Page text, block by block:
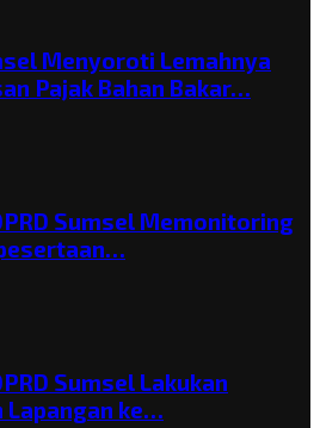
Menyoroti Lemahnya
Pajak Bahan Bakar…
Sumsel Memonitoring
Sumsel Lakukan
Lapangan ke…